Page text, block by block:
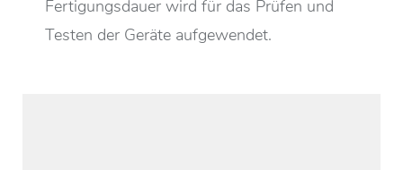
Fertigungsdauer wird für das Prüfen und
Testen der Geräte aufgewendet.